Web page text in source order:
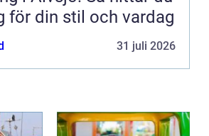
för din stil och vardag
31 juli 2026